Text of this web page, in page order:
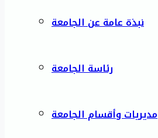
نبذة عامة عن الجامعة
رئاسة الجامعة
مديريات وأقسام الجامعة